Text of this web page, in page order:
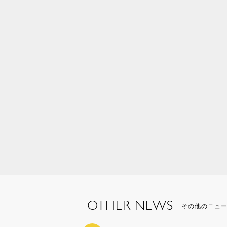
OTHER NEWS その他のニュ